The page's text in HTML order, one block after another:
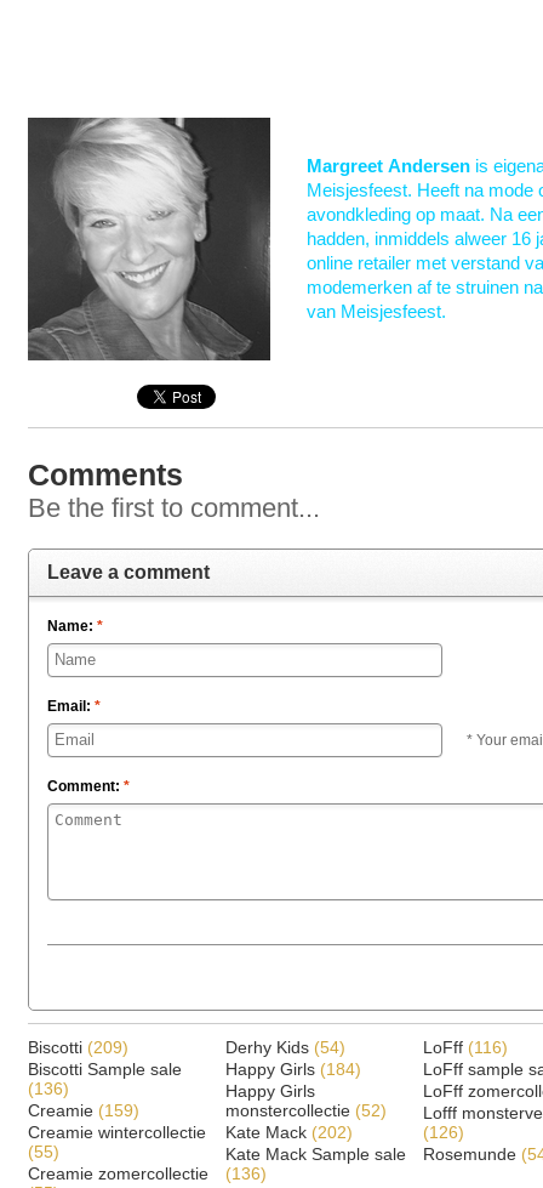
Margreet Andersen is
Meisjesfeest. Heeft na mode
avondkleding op maat. Na
hadden, inmiddels alweer 16
online retailer met verstand
modemerken af te struinen
van Meisjesfeest.
Comments
Be the first to comment...
Leave a comment
Name: *
Email: *
* Your
Comment: *
Biscotti (209)
Biscotti Sample sale
(136)
Creamie (159)
Creamie wintercollectie
(55)
Creamie zomercollectie
Derhy Kids (54)
Happy Girls (184)
Happy Girls
monstercollectie (52)
Kate Mack (202)
Kate Mack Sample sale
(136)
LoFff (116)
LoFff sample
LoFff
Lofff
(126)
Rosemunde